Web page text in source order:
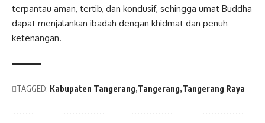
terpantau aman, tertib, dan kondusif, sehingga umat Buddha
dapat menjalankan ibadah dengan khidmat dan penuh
ketenangan.
TAGGED: Kabupaten Tangerang Tangerang Tangerang Raya